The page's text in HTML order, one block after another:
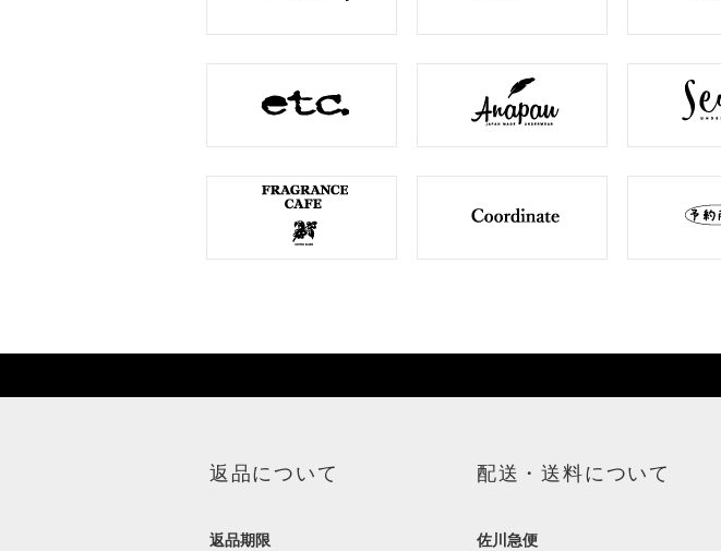
返品について
返品期限
配送・送料について
佐川急便